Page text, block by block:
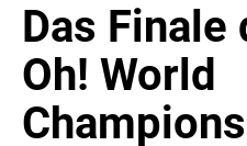
SWORDFISH
AURA
AWOL VISION
Das Finale
Oh! World